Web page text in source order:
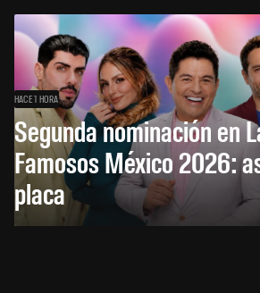
HACE 1 HORA
Segunda nominación en
Famosos México 2026:
placa